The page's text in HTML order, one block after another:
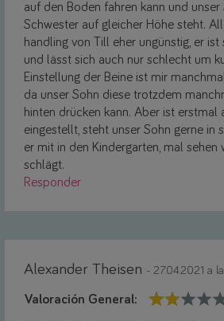
auf den Boden fahren kann und
Schwester auf gleicher Höhe steht.
handling von Till eher ungünstig, er
und lässt sich auch nur schlecht um
Einstellung der Beine ist mir
da unser Sohn diese trotzdem
hinten drücken kann. Aber ist erstmal
eingestellt, steht unser Sohn gerne in
er mit in den Kindergarten, mal sehen
schlägt.
Responder
Alexander Theisen - 27.04.2021 a
Valoración General: